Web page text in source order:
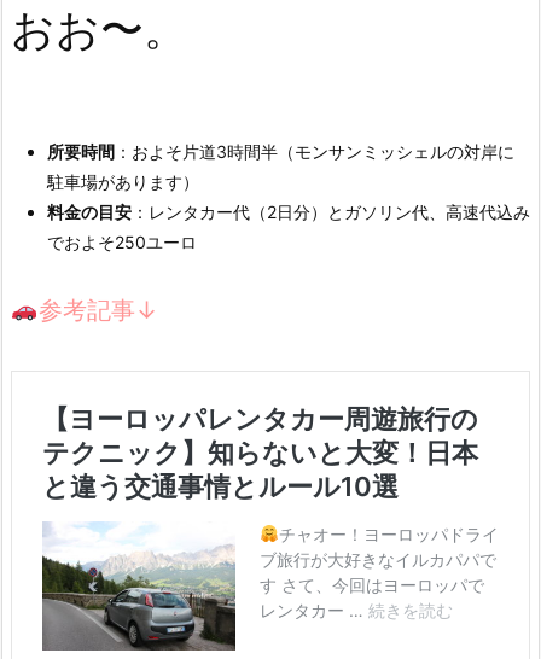
おお〜。
所要時間 ：およそ片道3時間半（モンサンミッシェルの対岸に
駐車場があります）
料金の目安 ：レンタカー代（2日分）とガソリン代、高速代込み
でおよそ250ユーロ
参考記事↓